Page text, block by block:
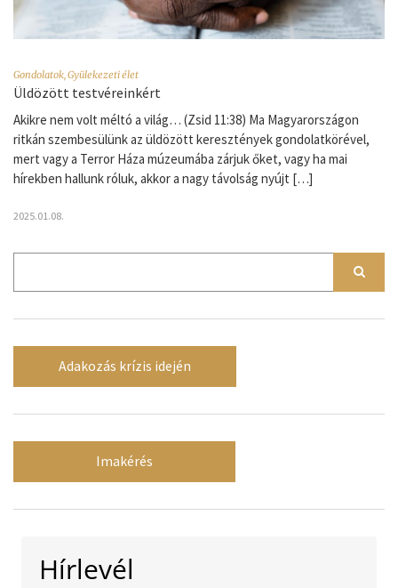
Gondolatok Gyülekezeti élet
Üldözött testvéreinkért
Akikre nem volt méltó a világ… (Zsid 11:38) Ma Magyarországon
ritkán szembesülünk az üldözött keresztények gondolatkörével,
mert vagy a Terror Háza múzeumába zárjuk őket, vagy ha mai
hírekben hallunk róluk, akkor a nagy távolság nyújt […]
2025.01.08.
Adakozás krízis idején
Imakérés
Hírlevél